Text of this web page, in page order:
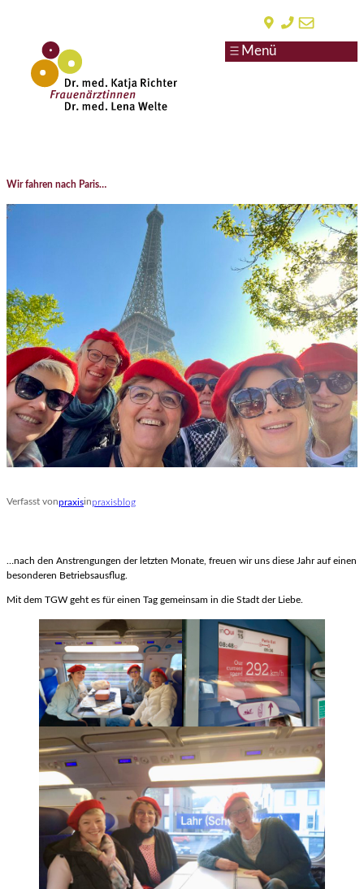
Wir fahren nach Paris…
Verfasst vonpraxisinpraxisblog
…nach den Anstrengungen der letzten Monate, freuen wir uns diese Jahr auf einen
besonderen Betriebsausflug.
Mit dem TGW geht es für einen Tag gemeinsam in die Stadt der Liebe.